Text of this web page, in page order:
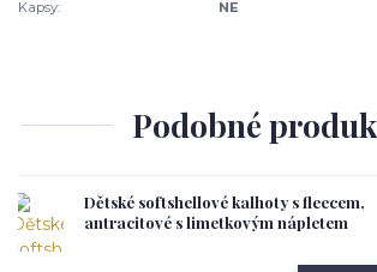
Kapsy: NE
Podobné
Dětské softshellové kalhoty s fleecem,
antracitové s limetkovým nápletem